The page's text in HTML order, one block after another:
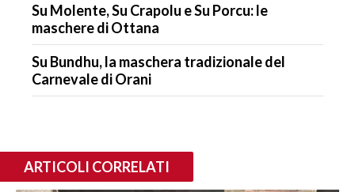
Su Molente, Su Crapolu e Su Porcu: le
maschere di Ottana
Su Bundhu, la maschera tradizionale del
Carnevale di Orani
ARTICOLI CORRELATI